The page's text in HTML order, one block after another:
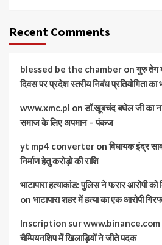
Recent Comments
blessed be the chamber onगुरु तेग
दिवस पर प्रदेश स्तरीय निबंध प्रतियोगिता का
www.xmc.pl onडॉ.खूबचंद बघेल जी का
समाज के लिए अपमान – पंकज
yt mp4 converter onविधायक इंद्र
निर्माण हेतु करोड़ो की राशि
भाटापारा हत्याकांड: पुलिस ने फरार आरोपी
on भाटापारा शहर में हत्या का एक आरोपी
Inscription sur www.binance.com
चैम्पियनशिप में खिलाड़ियों ने जीते पदक